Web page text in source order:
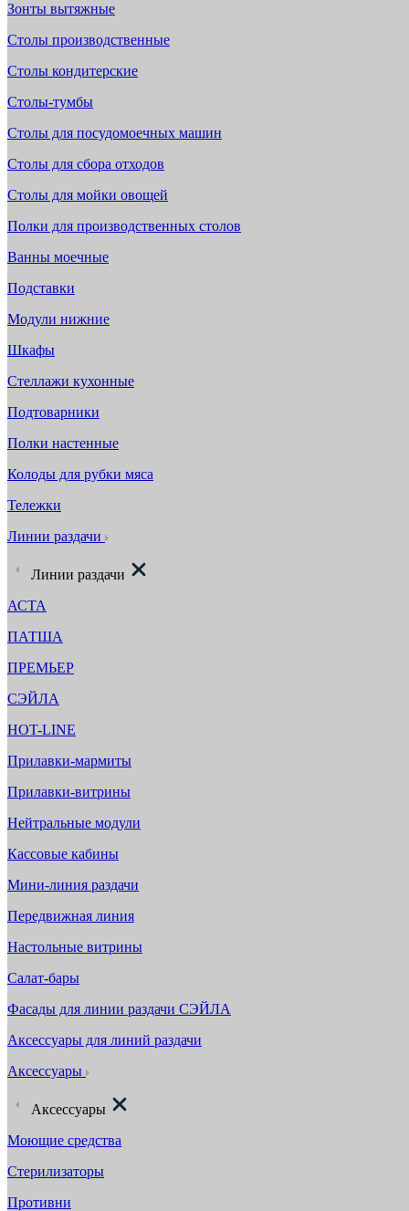
Зонты вытяжные
Столы производственные
Столы кондитерские
Столы-тумбы
Столы для посудомоечных машин
Столы для сбора отходов
Столы для мойки овощей
Полки для производственных столов
Ванны моечные
Подставки
Модули нижние
Шкафы
Стеллажи кухонные
Подтоварники
Полки настенные
Колоды для рубки мяса
Тележки
Линии раздачи
Линии раздачи
АСТА
ПАТША
ПРЕМЬЕР
СЭЙЛА
HOT-LINE
Прилавки-мармиты
Прилавки-витрины
Нейтральные модули
Кассовые кабины
Мини-линия раздачи
Передвижная линия
Настольные витрины
Салат-бары
Фасады для линии раздачи СЭЙЛА
Аксессуары для линий раздачи
Аксессуары
Аксессуары
Моющие средства
Стерилизаторы
Противни